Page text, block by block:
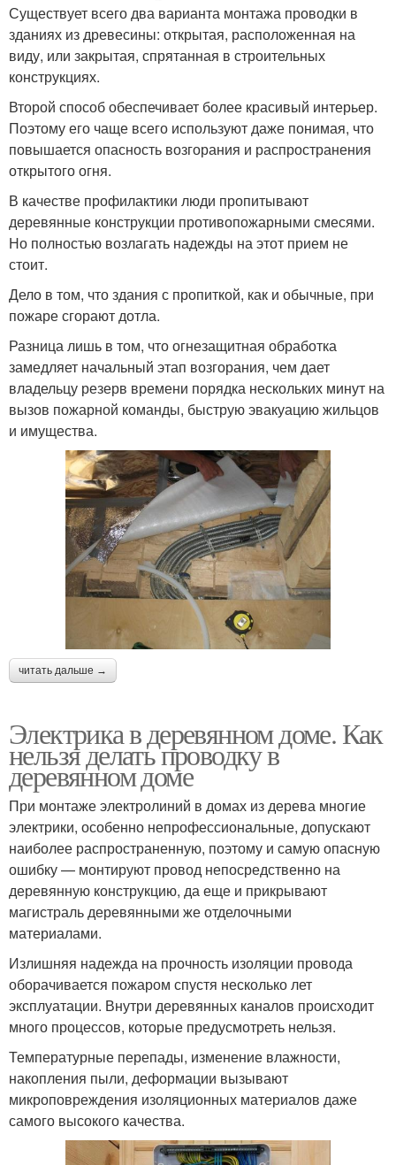
Существует всего два варианта монтажа проводки в
зданиях из древесины: открытая, расположенная на
виду, или закрытая, спрятанная в строительных
конструкциях.
Второй способ обеспечивает более красивый интерьер.
Поэтому его чаще всего используют даже понимая, что
повышается опасность возгорания и распространения
открытого огня.
В качестве профилактики люди пропитывают
деревянные конструкции противопожарными смесями.
Но полностью возлагать надежды на этот прием не
стоит.
Дело в том, что здания с пропиткой, как и обычные, при
пожаре сгорают дотла.
Разница лишь в том, что огнезащитная обработка
замедляет начальный этап возгорания, чем дает
владельцу резерв времени порядка нескольких минут на
вызов пожарной команды, быструю эвакуацию жильцов
и имущества.
читать дальше →
Электрика в деревянном доме. Как
нельзя делать проводку в
деревянном доме
При монтаже электролиний в домах из дерева многие
электрики, особенно непрофессиональные, допускают
наиболее распространенную, поэтому и самую опасную
ошибку — монтируют провод непосредственно на
деревянную конструкцию, да еще и прикрывают
магистраль деревянными же отделочными
материалами.
Излишняя надежда на прочность изоляции провода
оборачивается пожаром спустя несколько лет
эксплуатации. Внутри деревянных каналов происходит
много процессов, которые предусмотреть нельзя.
Температурные перепады, изменение влажности,
накопления пыли, деформации вызывают
микроповреждения изоляционных материалов даже
самого высокого качества.